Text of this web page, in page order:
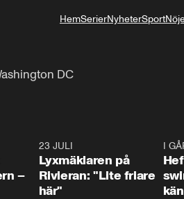
HemSerierNyheterSport
DC
–
23 JULI
Lyxmäklaren på
Rivieran: "Lite friare
här"
I